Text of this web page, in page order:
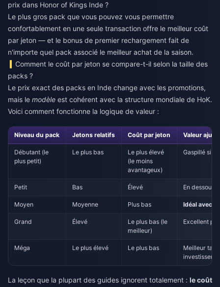
prix dans Honor of Kings Inde ?
Le plus gros pack que vous pouvez vous permettre
confortablement en une seule transaction offre le meilleur coût
par jeton — et le bonus de premier rechargement fait de
n'importe quel pack associé le meilleur achat de la saison.
Comment le coût par jeton se compare-t-il selon la taille des
packs ?
Le prix exact des packs en Inde change avec les promotions,
mais le modèle est cohérent avec la structure mondiale de HoK.
Voici comment fonctionne la logique de valeur :
Niveau du pack Jetons relatifs Coût par jeton Valeur
Débutant (le
plus petit)
Le plus bas
Le plus élevé
(le moins
avantageux)
Gaspillé si
Petit Bas Élevé En dessous
Moyen Moyenne Plus bas Idéal avec
Grand Élevé
Le plus bas (le
meilleur)
Excellent
Méga Le plus élevé Le plus bas
Meilleur
La leçon que la plupart des guides ignorent totalement : le coût